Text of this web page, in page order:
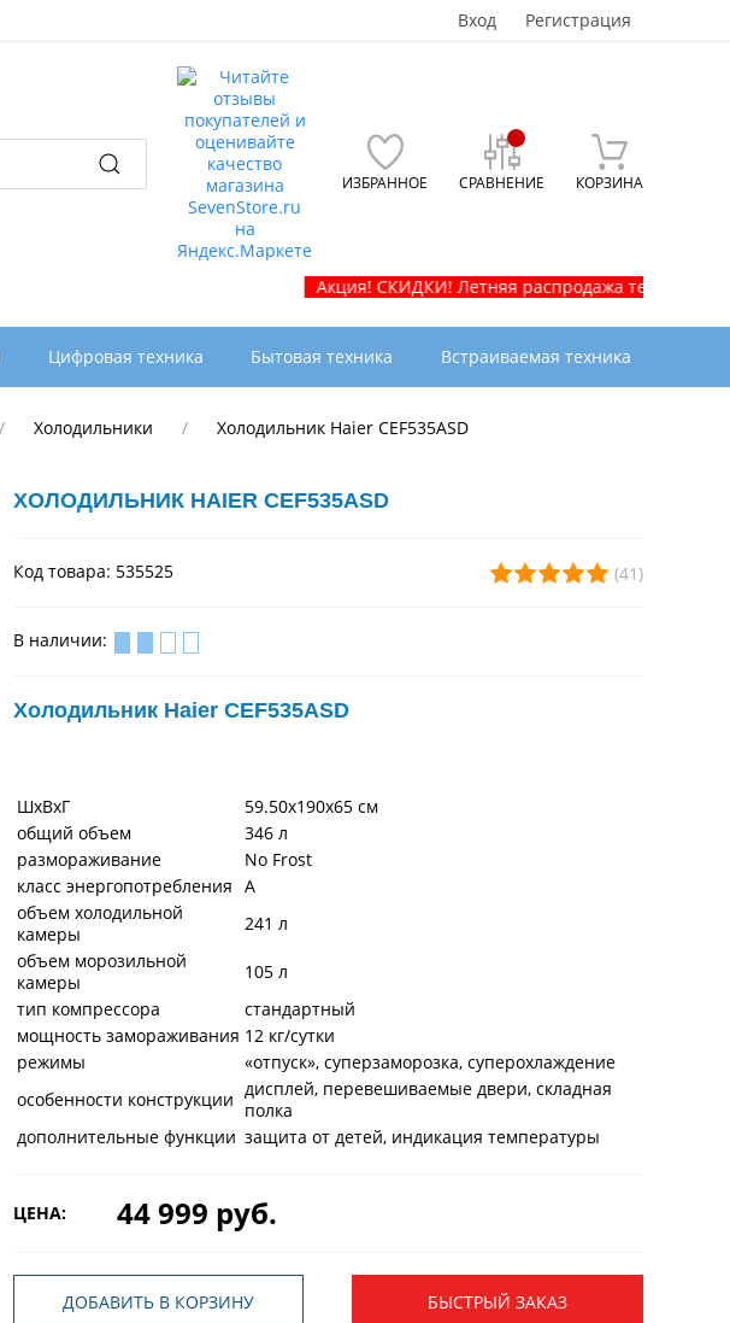
Вход Регистрация
ИЗБРАННОЕ СРАВНЕНИЕ КОРЗИНА
Акция! СКИДКИ! Летняя распродажа телевизоров и
Цифровая техника Бытовая техника Встраиваемая техника
Холодильники Холодильник Haier CEF535ASD
ХОЛОДИЛЬНИК HAIER CEF535ASD
Код товара: 535525 (41)
В наличии:
Холодильник Haier CEF535ASD
ШхВхГ
59.50х190х65 см
общий объем
346 л
размораживание
No Frost
класс энергопотребления A
объем холодильной
камеры
241 л
объем морозильной
камеры
105 л
тип компрессора
стандартный
мощность замораживания 12 кг/сутки
режимы
«отпуск», суперзаморозка, суперохлаждение
особенности конструкции дисплей, перевешиваемые двери, складная
полка
дополнительные функции защита от детей, индикация температуры
ЦЕНА: 44 999 руб.
ДОБАВИТЬ В КОРЗИНУ БЫСТРЫЙ ЗАКАЗ